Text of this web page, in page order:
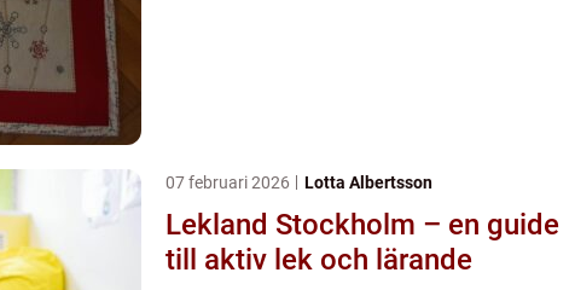
07 februari 2026 Lotta Albertsson
Lekland Stockholm – en guide
till aktiv lek och lärande